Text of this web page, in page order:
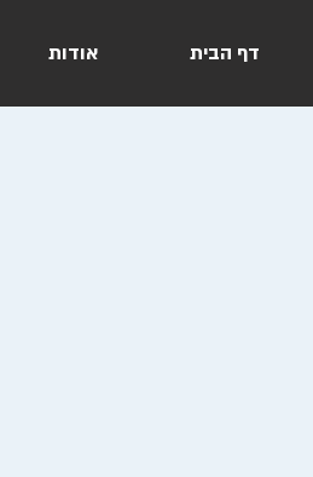
דף הבית אודות